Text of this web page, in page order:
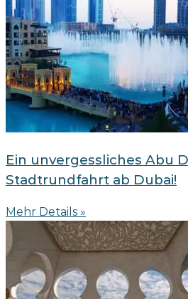
Ein unvergessliches Abu
Stadtrundfahrt ab Dubai!
Mehr Details »